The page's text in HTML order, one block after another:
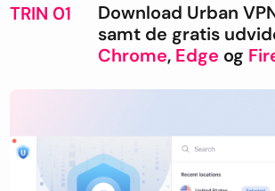
TRIN 01 Download Urban
samt de gratis
Chrome, Edge og